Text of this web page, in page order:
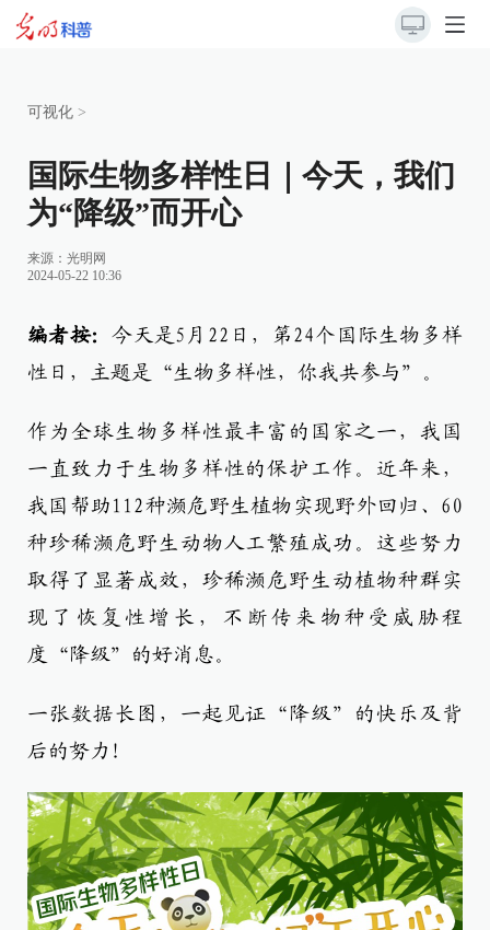
可视化 >
国际生物多样性日｜今天，我们
为“降级”而开心
来源： 光明网
2024-05-22 10:36
编者按：今天是5月22日，第24个国际生物多样
性日，主题是“生物多样性，你我共参与”。
作为全球生物多样性最丰富的国家之一，我国
一直致力于生物多样性的保护工作。近年来，
我国帮助112种濒危野生植物实现野外回归、60
种珍稀濒危野生动物人工繁殖成功。这些努力
取得了显著成效，珍稀濒危野生动植物种群实
现了恢复性增长，不断传来物种受威胁程
度“降级”的好消息。
一张数据长图，一起见证“降级”的快乐及背
后的努力！